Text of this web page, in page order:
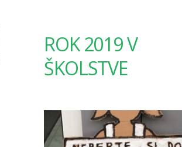
ROK 2019 V
ŠKOLSTVE